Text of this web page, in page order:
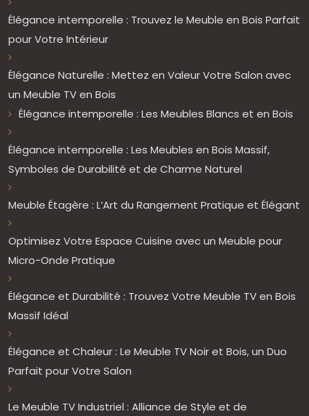
Élégance intemporelle : Trouvez le Meuble en Bois Parfait
pour Votre Intérieur
Élégance Naturelle : Mettez en Valeur Votre Salon avec
un Meuble TV en Bois
Élégance intemporelle : Les Meubles Blancs et en Bois
Élégance intemporelle : Les Meubles en Bois Massif,
Symboles de Durabilité et de Charme Naturel
Meuble Étagère : L’Art du Rangement Pratique et Élégant
Optimisez Votre Espace Cuisine avec un Meuble pour
Micro-Onde Pratique
Élégance et Durabilité : Trouvez Votre Meuble TV en Bois
Massif Idéal
Élégance et Chaleur : Le Meuble TV Noir et Bois, un Duo
Parfait pour Votre Salon
Le Meuble TV Industriel : Alliance de Style et de